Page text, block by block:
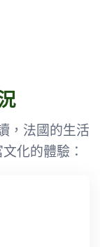
，法國的生活
化的體驗：